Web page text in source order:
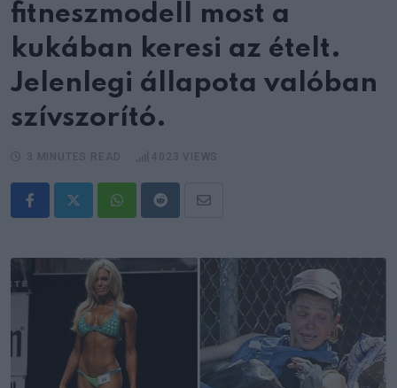
fitneszmodell most a
kukában keresi az ételt.
Jelenlegi állapota valóban
szívszorító.
WhatsappRedditShare
Email